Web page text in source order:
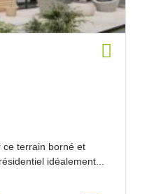
ce terrain borné et
idéalement...